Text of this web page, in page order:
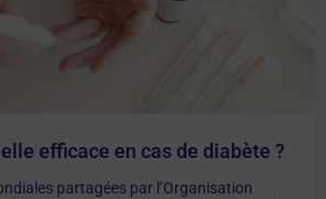
efficace en cas de diabète ?
partagées par l’Organisation